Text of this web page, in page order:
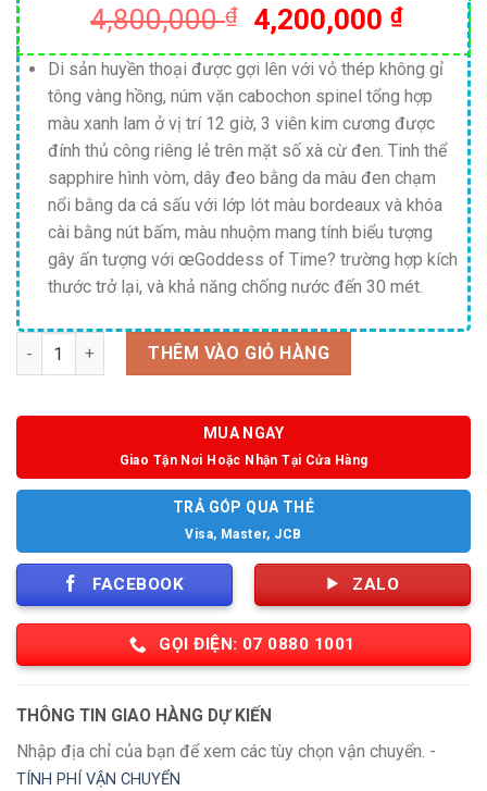
4,800,000₫
Giá
gốc
là:
4,800,000 ₫.
4,200,000 ₫Giá
hiện
tại
là:
Di sản huyền thoại được gợi lên với vỏ thép không gỉ
tông vàng hồng, núm vặn cabochon spinel tổng hợp
màu xanh lam ở vị trí 12 giờ, 3 viên kim cương được
đính thủ công riêng lẻ trên mặt số xà cừ đen. Tinh thể
sapphire hình vòm, dây đeo bằng da màu đen chạm
nổi bằng da cá sấu với lớp lót màu bordeaux và khóa
cài bằng nút bấm, màu nhuộm mang tính biểu tượng
gây ấn tượng với œGoddess of Time? trường hợp kích
thước trở lại, và khả năng chống nước đến 30 mét.
Số lượng THÊM VÀO GIỎ HÀNG
MUA NGAY
Giao Tận Nơi Hoặc Nhận Tại Cửa Hàng
TRẢ GÓP QUA THẺ
Visa, Master, JCB
FACEBOOK ZALO
GỌI ĐIỆN: 07 0880 1001
THÔNG TIN GIAO HÀNG DỰ KIẾN
Nhập địa chỉ của bạn để xem các tùy chọn vận chuyển. -
TÍNH PHÍ VẬN CHUYỂN